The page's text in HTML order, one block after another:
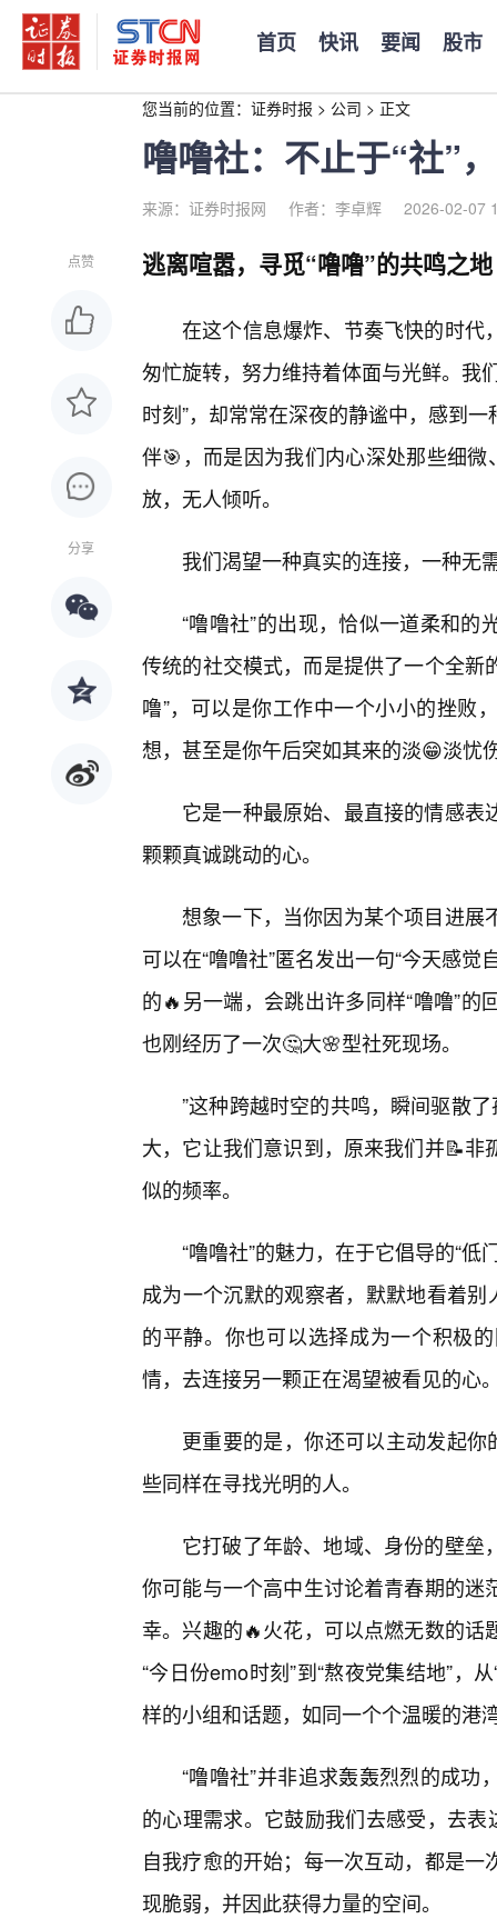
首页 快讯 要闻 股市
您当前的位置： 证券时报 > 公司 > 正文
噜噜社：不止于“社”
来源：证券时报网 作者：李卓辉 2026-02-07
点赞
分享
逃离喧嚣，寻觅“噜噜”的共鸣之地
在这个信息爆炸、节奏飞快的时代
匆忙旋转，努力维持着体面与光鲜。我
时刻”，却常常在深夜的静谧中，感到
伴🎯，而是因为我们内心深处那些细
放，无人倾听。
我们渴望一种真实的连接，一种无
“噜噜社”的出现，恰似一道柔和
传统的社交模式，而是提供了一个全
噜”，可以是你工作中一个小小的挫败
想，甚至是你午后突如其来的淡😁淡忧
它是一种最原始、最直接的情感
颗颗真诚跳动的心。
想象一下，当你因为某个项目进展
可以在“噜噜社”匿名发出一句“今天感
的🔥另一端，会跳出许多同样“噜噜”的
也刚经历了一次🤔大🌸型社死现场。
”这种跨越时空的共鸣，瞬间驱散
大，它让我们意识到，原来我们并📝
似的频率。
“噜噜社”的魅力，在于它倡导的“
成为一个沉默的观察者，默默地看着
的平静。你也可以选择成为一个积极
情，去连接另一颗正在渴望被看见的心
更重要的是，你还可以主动发起你
些同样在寻找光明的人。
它打破了年龄、地域、身份的壁
你可能与一个高中生讨论着青春期的
幸。兴趣的🔥火花，可以点燃无数的
“今日份emo时刻”到“熬夜党集结地”，
样的小组和话题，如同一个个温暖的港
“噜噜社”并非追求轰轰烈烈的成
的心理需求。它鼓励我们去感受，去
自我疗愈的开始；每一次互动，都是
现脆弱，并因此获得力量的空间。